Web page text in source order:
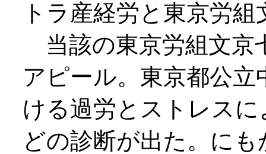
トラ産経労と東京労
当該の東京労組文京
アピール。東京都公
ける過労とストレス
どの診断が出た。に